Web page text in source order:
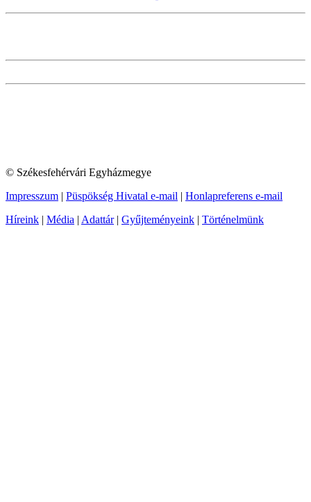
© Székesfehérvári Egyházmegye
Impresszum | Püspökség Hivatal e-mail | Honlapreferens e-mail
Híreink | Média | Adattár| Gyűjteményeink | Történelmünk